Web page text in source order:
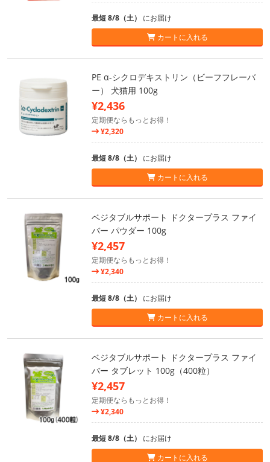
最短 8/8（土） にお届け
カートに入れる
PE α-シクロデキストリン（ビーフフレーバ
ー） 犬猫用 100g
¥2,436
定期便ならもっとお得！
¥2,320
最短 8/8（土） にお届け
カートに入れる
ベジタブルサポート ドクタープラス ファイ
バー パウダー 100g
¥2,457
定期便ならもっとお得！
¥2,340
最短 8/8（土） にお届け
カートに入れる
ベジタブルサポート ドクタープラス ファイ
バー タブレット 100g（400粒）
¥2,457
定期便ならもっとお得！
¥2,340
最短 8/8（土） にお届け
カートに入れる